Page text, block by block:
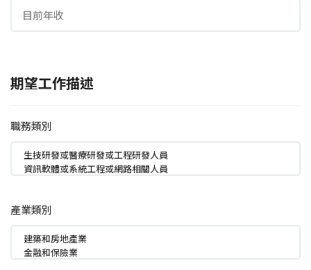
期望工作描述
職務類別
產業類別